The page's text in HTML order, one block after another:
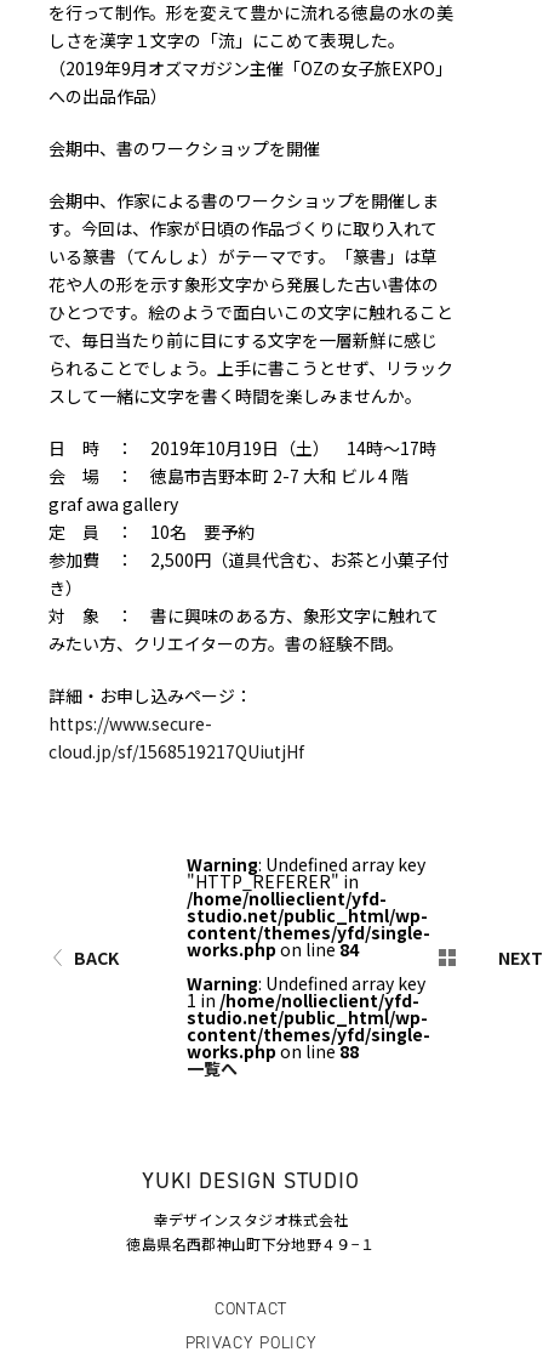
を行って制作。形を変えて豊かに流れる徳島の水の美
しさを漢字１文字の「流」にこめて表現した。
（2019年9月オズマガジン主催「OZの女子旅EXPO」
への出品作品）
会期中、書のワークショップを開催
会期中、作家による書のワークショップを開催しま
す。今回は、作家が日頃の作品づくりに取り入れて
いる篆書（てんしょ）がテーマです。「篆書」は草
花や人の形を示す象形文字から発展した古い書体の
ひとつです。絵のようで面白いこの文字に触れること
で、毎日当たり前に目にする文字を一層新鮮に感じ
られることでしょう。上手に書こうとせず、リラック
スして一緒に文字を書く時間を楽しみませんか。
日 時 ： 2019年10月19日（土） 14時～17時
会 場 ： 徳島市吉野本町 2-7 大和 ビル 4 階
graf awa gallery
定 員 ： 10名 要予約
参加費 ： 2,500円（道具代含む、お茶と小菓子付
き）
対 象 ： 書に興味のある方、象形文字に触れて
みたい方、クリエイターの方。書の経験不問。
詳細・お申し込みページ：
https://www.secure-
cloud.jp/sf/1568519217QUiutjHf
BACK
Warning: Undefined array key
"HTTP_REFERER" in
/home/nollieclient/yfd-
studio.net/public_html/wp-
content/themes/yfd/single-
works.php on line84
Warning: Undefined array key
1 in /home/nollieclient/yfd-
studio.net/public_html/wp-
content/themes/yfd/single-
works.php on line88
一覧へ
NEXT
YUKI DESIGN STUDIO
幸デザインスタジオ株式会社
徳島県名西郡神山町下分地野４９−１
CONTACT
PRIVACY POLICY